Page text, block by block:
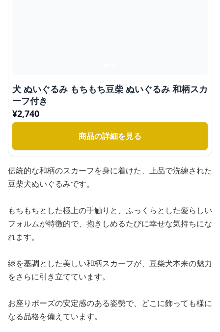
犬 ぬいぐるみ もちもち豆柴 ぬいぐるみ 和柄スカ
ーフ付き
¥2,740
商品の詳細を見る
伝統的な和柄のスカーフを身に着けた、上品で洗練された
豆柴犬ぬいぐるみです。
もちもちとした極上の手触りと、ふっくらとした愛らしい
フォルムが特徴的で、抱きしめるたびに幸せな気持ちにな
れます。
緑を基調とした美しい和柄スカーフが、豆柴犬本来の魅力
をさらに引き立てています。
お座りポーズの安定感のある姿勢で、どこに飾っても様に
なる品格を備えています。